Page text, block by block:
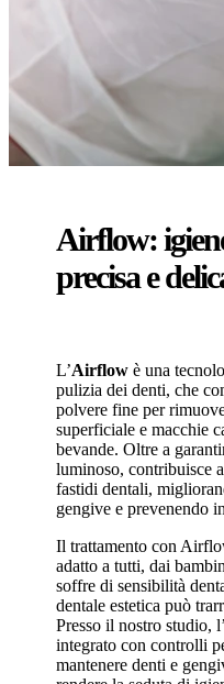
Airflow:
precisa e
L’Airflow è una
pulizia dei denti, che
polvere fine per
superficiale e macchie
bevande. Oltre a
luminoso, contribuisce
fastidi dentali,
gengive e prevenendo
Il trattamento con
adatto a tutti, dai
soffre di sensibilità
dentale estetica può
Presso il nostro studio,
integrato con controlli
mantenere denti e